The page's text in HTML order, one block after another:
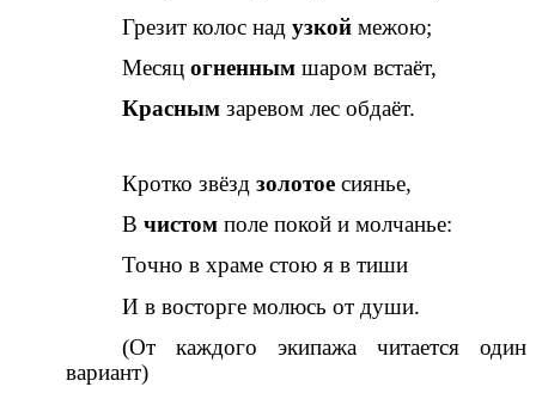
Грезит колос надузкой межою;
Месяцогненным шаром встаёт,
Красным заревом лес обдаёт.
Кротко звёздзолотое сиянье,
Вчистом поле покой и молчанье:
Точно в храме стою я в тиши
И в восторге молюсь от души.
(От каждого экипажа читается один
вариант)